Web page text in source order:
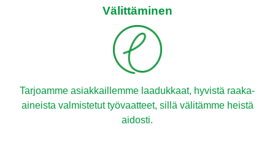
Välittäminen
Tarjoamme asiakkaillemme laadukkaat, hyvistä raaka-
aineista valmistetut työvaatteet, sillä välitämme heistä
aidosti.